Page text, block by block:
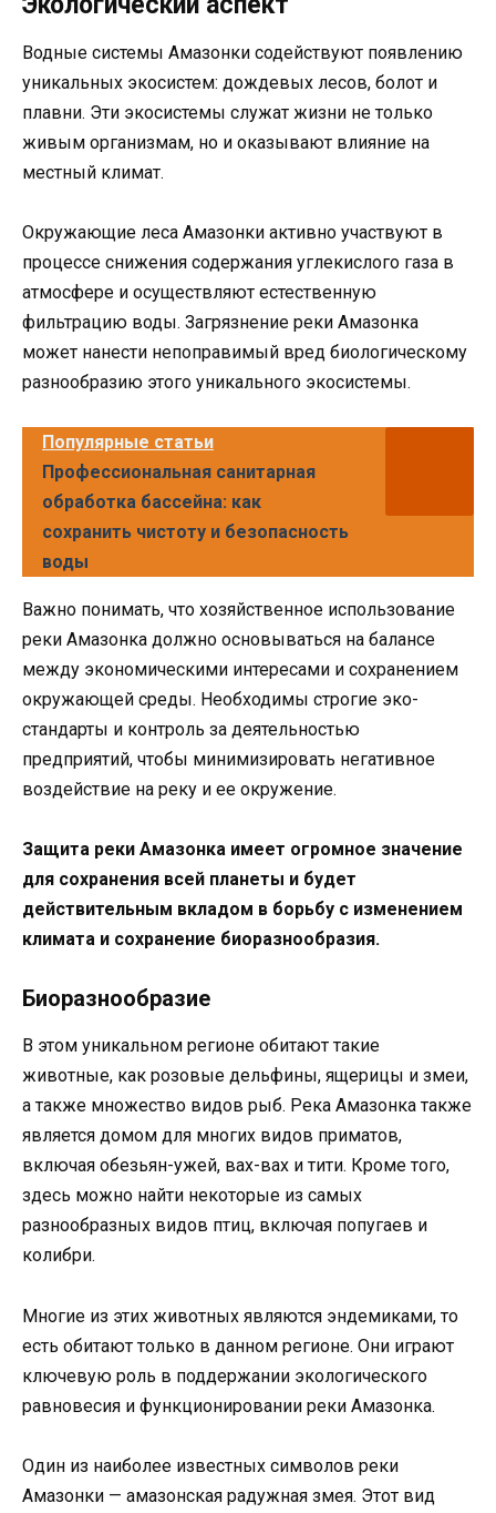
Водные системы Амазонки содействуют появлению
уникальных экосистем: дождевых лесов, болот и
плавни. Эти экосистемы служат жизни не только
живым организмам, но и оказывают влияние на
местный климат.
Окружающие леса Амазонки активно участвуют в
процессе снижения содержания углекислого газа в
атмосфере и осуществляют естественную
фильтрацию воды. Загрязнение реки Амазонка
может нанести непоправимый вред биологическому
разнообразию этого уникального экосистемы.
Популярные статьи
Профессиональная санитарная
обработка бассейна: как
сохранить чистоту и безопасность
воды
Важно понимать, что хозяйственное использование
реки Амазонка должно основываться на балансе
между экономическими интересами и сохранением
окружающей среды. Необходимы строгие эко-
стандарты и контроль за деятельностью
предприятий, чтобы минимизировать негативное
воздействие на реку и ее окружение.
Защита реки Амазонка имеет огромное значение
для сохранения всей планеты и будет
действительным вкладом в борьбу с изменением
климата и сохранение биоразнообразия.
Биоразнообразие
В этом уникальном регионе обитают такие
животные, как розовые дельфины, ящерицы и змеи,
а также множество видов рыб. Река Амазонка также
является домом для многих видов приматов,
включая обезьян-ужей, вах-вах и тити. Кроме того,
здесь можно найти некоторые из самых
разнообразных видов птиц, включая попугаев и
колибри.
Многие из этих животных являются эндемиками, то
есть обитают только в данном регионе. Они играют
ключевую роль в поддержании экологического
равновесия и функционировании реки Амазонка.
Один из наиболее известных символов реки
Амазонки — амазонская радужная змея. Этот вид